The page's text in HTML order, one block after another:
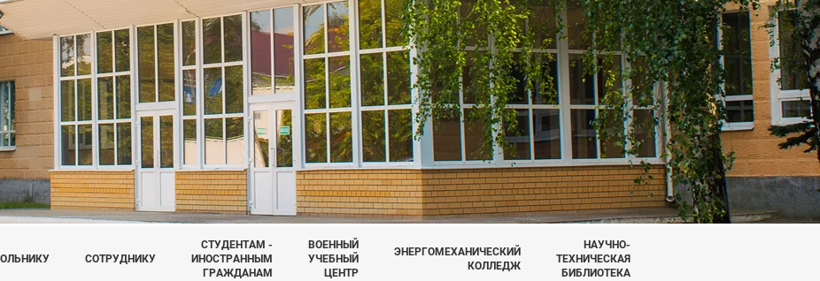
СОТРУДНИКУ
СТУДЕНТАМ -
ИНОСТРАННЫМ
ГРАЖДАНАМ
ВОЕННЫЙ
УЧЕБНЫЙ
ЦЕНТР
ЭНЕРГОМЕХАНИЧЕСКИЙ
КОЛЛЕДЖ
НАУЧНО-
ТЕХНИЧЕСКАЯ
БИБЛИОТЕКА